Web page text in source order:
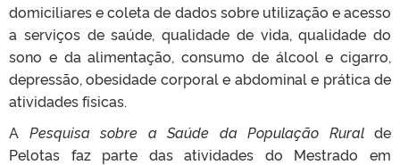
domiciliares e coleta de dados sobre utilização e acesso
a serviços de saúde, qualidade de vida, qualidade do
sono e da alimentação, consumo de álcool e cigarro,
depressão, obesidade corporal e abdominal e prática de
atividades físicas.
A Pesquisa sobre a Saúde da População Ruralde
Pelotas faz parte das atividades do Mestrado em